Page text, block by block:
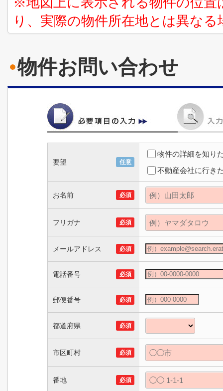
り、実際の物件所在地とは異な
物件お問い合わせ
要望 任意
物件の詳細を知り
不動産会社に行き
お名前 必須
フリガナ 必須
メールアドレス 必須
電話番号 必須
郵便番号 必須
都道府県 必須
市区町村 必須
番地 必須